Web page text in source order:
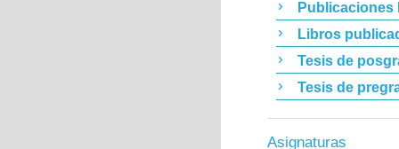
Publicaciones
Libros
Tesis de
Tesis de
Asignaturas